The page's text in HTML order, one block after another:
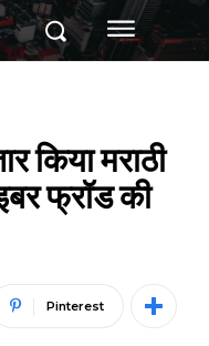
किया मराठी
फ्रॉड की
Pinterest